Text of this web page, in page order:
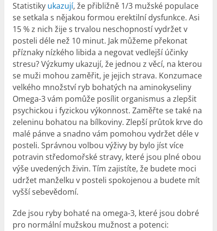
Statistiky ukazují, že přibližně 1/3 mužské populace
se setkala s nějakou formou erektilní dysfunkce. Asi
15 % z nich žije s trvalou neschopností vydržet v
posteli déle než 10 minut. Jak můžeme překonat
příznaky nízkého libida a negovat vedlejší účinky
stresu? Výzkumy ukazují, že jednou z věcí, na kterou
se muži mohou zaměřit, je jejich strava. Konzumace
velkého množství ryb bohatých na aminokyseliny
Omega-3 vám pomůže posílit organismus a zlepšit
psychickou i fyzickou výkonnost. Zaměřte se také na
zeleninu bohatou na bílkoviny. Zlepší průtok krve do
malé pánve a snadno vám pomohou vydržet déle v
posteli. Správnou volbou výživy by bylo jíst více
potravin středomořské stravy, které jsou plné obou
výše uvedených živin. Tím zajistíte, že budete moci
udržet manželku v posteli spokojenou a budete mít
vyšší sebevědomí.
Zde jsou ryby bohaté na omega-3, které jsou dobré
pro normální mužskou mužnost a potenci: